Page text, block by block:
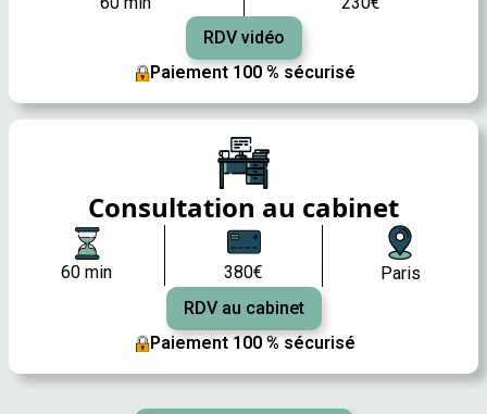
RDV vidéo
Paiement 100 % sécurisé
Consultation au cabinet
60 min 380€
Paris
RDV au cabinet
Paiement 100 % sécurisé